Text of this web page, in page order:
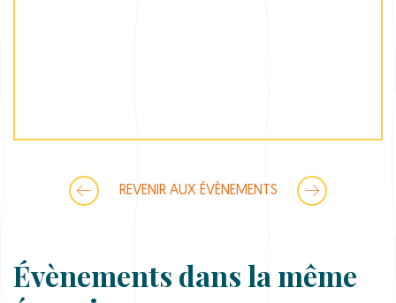
REVENIR AUX ÉVÈNEMENTS
Évènements dans la même